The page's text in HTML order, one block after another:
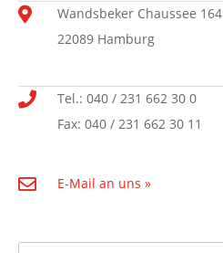
Wandsbeker Chaussee 164
22089 Hamburg
Tel.: 040 / 231 662 30 0
Fax: 040 / 231 662 30 11
E-Mail an uns »